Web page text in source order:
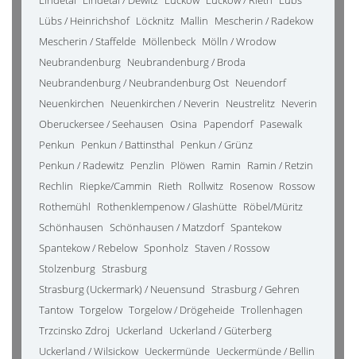
Lübs / Heinrichshof Löcknitz Mallin Mescherin / Radekow
Mescherin / Staffelde Möllenbeck Mölln / Wrodow
Neubrandenburg Neubrandenburg / Broda
Neubrandenburg / Neubrandenburg Ost Neuendorf
Neuenkirchen Neuenkirchen / Neverin Neustrelitz Neverin
Oberuckersee / Seehausen Osina Papendorf Pasewalk
Penkun Penkun / Battinsthal Penkun / Grünz
Penkun / Radewitz Penzlin Plöwen Ramin Ramin / Retzin
Rechlin Riepke/Cammin Rieth Rollwitz Rosenow Rossow
Rothemühl Rothenklempenow / Glashütte Röbel/Müritz
Schönhausen Schönhausen / Matzdorf Spantekow
Spantekow / Rebelow Sponholz Staven / Rossow
Stolzenburg Strasburg
Strasburg (Uckermark) / Neuensund Strasburg / Gehren
Tantow Torgelow Torgelow / Drögeheide Trollenhagen
Trzcinsko Zdroj Uckerland Uckerland / Güterberg
Uckerland / Wilsickow Ueckermünde Ueckermünde / Bellin